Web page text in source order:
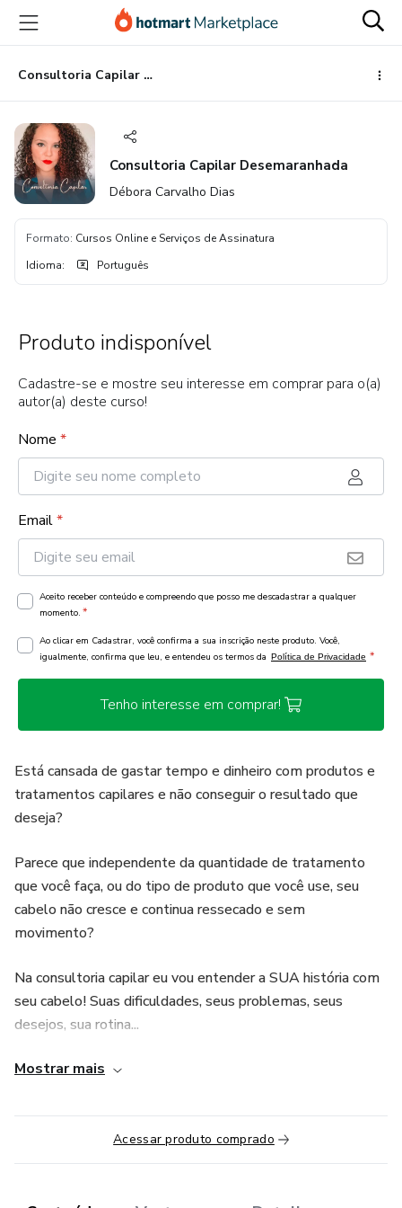
para
conteúdo
principal
para
pagamento
para
rodapé
Consultoria Capilar Desemaranhada
Consultoria Capilar Desemaranhada
Débora Carvalho Dias
Formato: Cursos Online e Serviços de Assinatura
Idioma: Português
Produto indisponível
Cadastre-se e mostre seu interesse em comprar para o(a)
autor(a) deste curso!
Nome *
Email*
Aceito receber conteúdo e compreendo que posso me descadastrar a qualquer
momento. *
Ao clicar em Cadastrar, você confirma a sua inscrição neste produto. Você,
igualmente, confirma que leu, e entendeu os termos da Política de Privacidade *
Tenho interesse em comprar!
Está cansada de gastar tempo e dinheiro com produtos e
tratamentos capilares e não conseguir o resultado que
deseja?
Parece que independente da quantidade de tratamento
que você faça, ou do tipo de produto que você use, seu
cabelo não cresce e continua ressecado e sem
movimento?
Na consultoria capilar eu vou entender a SUA história com
seu cabelo! Suas dificuldades, seus problemas, seus
desejos, sua rotina...
A Consultoria Capilar Desemaranhada é dividida em 3
A primeira etapa acontece aqui dentro da plataforma, por
aqui você vai ter acesso ao formulário da consultoria e aos
Mostrar mais
Acessar produto comprado